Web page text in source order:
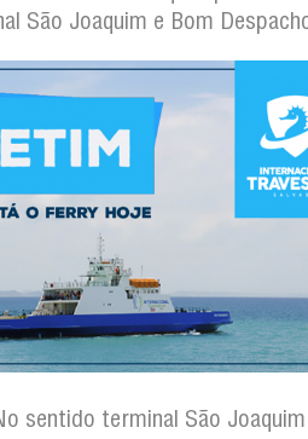
São Joaquim e Bom
sentido terminal São